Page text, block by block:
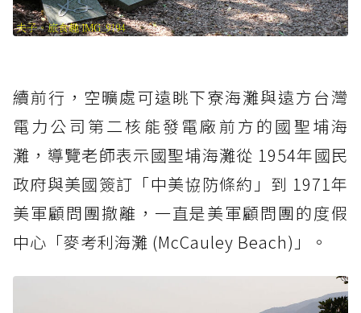
續前行，空曠處可遠眺下寮海灘與遠方台灣
電力公司第二核能發電廠前方的國聖埔海
灘，導覽老師表示國聖埔海灘從 1954年國民
政府與美國簽訂「中美協防條約」到 1971年
美軍顧問團撤離，一直是美軍顧問團的度假
中心「麥考利海灘 (McCauley Beach)」。